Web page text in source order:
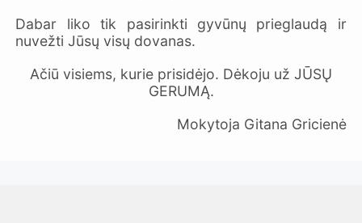
Dabar liko tik pasirinkti gyvūnų prieglaudą ir
nuvežti Jūsų visų dovanas.
Ačiū visiems, kurie prisidėjo. Dėkoju už JŪSŲ
GERUMĄ.
Mokytoja Gitana Gricienė